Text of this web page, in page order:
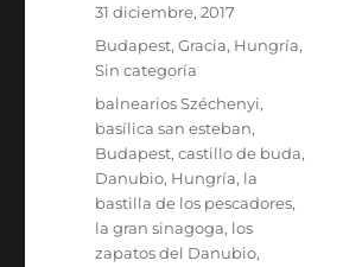
Publicado
el
31 diciembre, 2017
Categorías
Budapest,Gracia, Hungría,
Sin categoría
Etiquetas
balnearios Széchenyi,
basílica san esteban,
Budapest,castillo de buda,
Danubio, Hungría, la
bastilla de los pescadores,
la gran sinagoga, los
zapatos del Danubio,